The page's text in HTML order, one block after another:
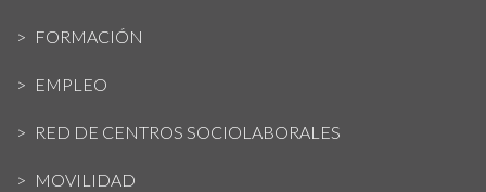
FORMACIÓN
EMPLEO
RED DE CENTROS SOCIOLABORALES
MOVILIDAD